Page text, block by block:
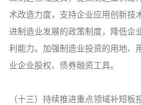
术改造力度，支持企业应用创新技
进制造业发展的政策制度，降低企
利能力。加强制造业投资的用地、
业企业股权、债券融资工具。
（十三）持续推进重点领域补短板